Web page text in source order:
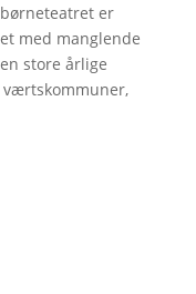
er
med manglende
store årlige